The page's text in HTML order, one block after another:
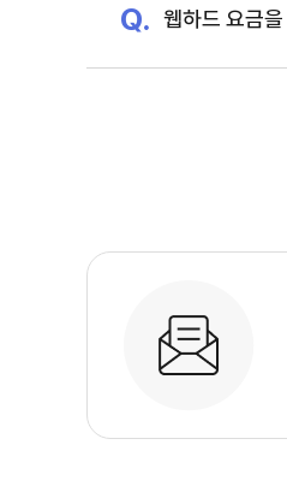
웹하드 요금